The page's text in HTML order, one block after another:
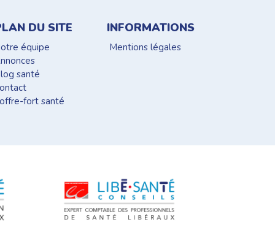
DU SITE
équipe
santé
fort santé
INFORMATIONS
Mentions légales